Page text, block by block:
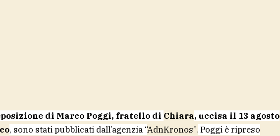
di Marco Poggi, fratello di Chiara, uccisa il 13 agosto
, sono stati pubblicati dall’agenzia “AdnKronos”. Poggi è ripreso